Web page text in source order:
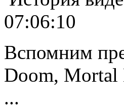
07:06:10
Вспомним
Doom, Mortal
...